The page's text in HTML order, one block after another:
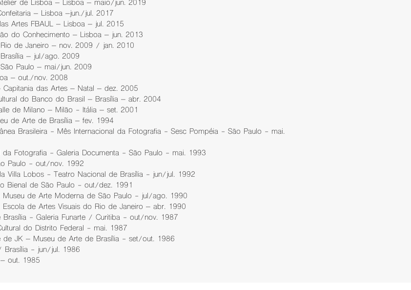
de Lisboa – Lisboa – maio/jun. 2019
– Lisboa –jun./jul. 2017
Artes FBAUL – Lisboa – jul. 2015
do Conhecimento – Lisboa – jun. 2013
de Janeiro – nov. 2009 / jan. 2010
– jul/ago. 2009
Paulo – mai/jun. 2009
– out./nov. 2008
das Artes – Natal – dez. 2005
do Banco do Brasil – Brasília – abr. 2004
de Milano – Milão - Itália – set. 2001
de Arte de Brasília – fev. 1994
Brasileira - Mês Internacional da Fotografia - Sesc Pompéia - São Paulo - mai.
da Fotografia - Galeria Documenta - São Paulo - mai. 1993
Paulo - out/nov. 1992
Villa Lobos - Teatro Nacional de Brasília - jun/jul. 1992
Bienal de São Paulo - out/dez. 1991
de Arte Moderna de São Paulo - jul/ago. 1990
de Artes Visuais do Rio de Janeiro – abr. 1990
Brasília - Galeria Funarte / Curitiba - out/nov. 1987
do Distrito Federal - mai. 1987
de JK – Museu de Arte de Brasília - set/out. 1986
Brasília - jun/jul. 1986
out. 1985